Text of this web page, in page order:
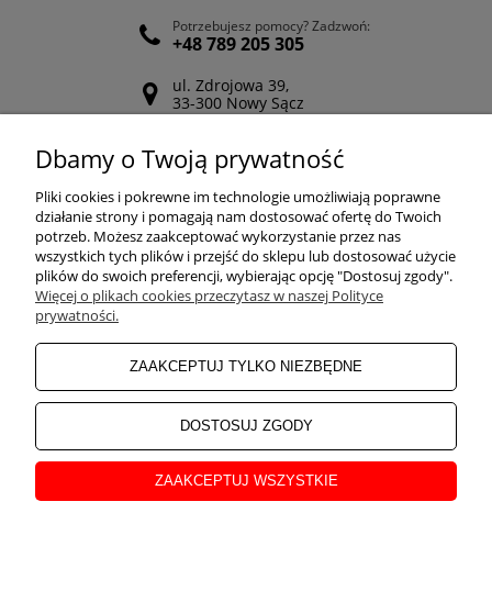
Potrzebujesz pomocy? Zadzwoń:
+48 789 205 305
ul. Zdrojowa 39,
33-300 Nowy Sącz
Odwiedź nasz Facebook
POMOC
ZAKUPY
MOJE KONTO
INFORMACJE
O NAS
Dbamy o Twoją prywatność
Pliki cookies i pokrewne im technologie umożliwiają poprawne
działanie strony i pomagają nam dostosować ofertę do Twoich
potrzeb. Możesz zaakceptować wykorzystanie przez nas
wszystkich tych plików i przejść do sklepu lub dostosować użycie
plików do swoich preferencji, wybierając opcję "Dostosuj zgody".
Więcej o plikach cookies przeczytasz w naszej Polityce
prywatności.
ZAAKCEPTUJ TYLKO NIEZBĘDNE
DOSTOSUJ ZGODY
ZAAKCEPTUJ WSZYSTKIE